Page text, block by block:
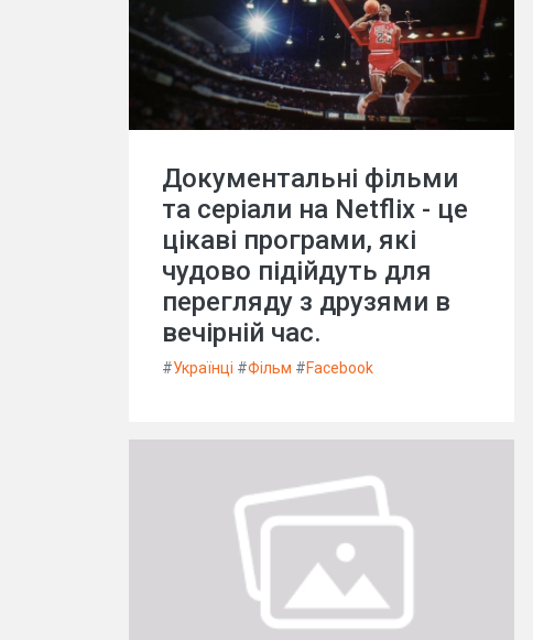
Документальні фільми
та серіали на Netflix - це
цікаві програми, які
чудово підійдуть для
перегляду з друзями в
вечірній час.
#Українці #Фільм #Facebook